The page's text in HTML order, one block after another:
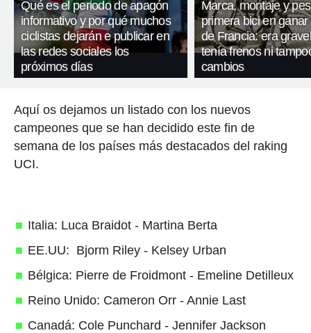
Qué es el periodo de apagón
informativo y por qué muchos
ciclistas dejarán e publicar en
las redes sociales los
próximos días
Marca, montaje y
primera bici en ganar
de Francia: era
tenía frenos ni
cambios
Aquí os dejamos un listado con los nuevos
campeones que se han decidido este fin de
semana de los países más destacados del raking
UCI.
Italia: Luca Braidot - Martina Berta
EE.UU: Bjorm Riley - Kelsey Urban
Bélgica: Pierre de Froidmont - Emeline Detilleux
Reino Unido: Cameron Orr - Annie Last
Canadá: Cole Punchard - Jennifer Jackson